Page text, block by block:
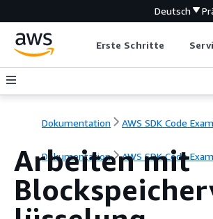
Deutsch
Erste Schritte
Dokumentation AWS SDK Code
Dokumentation AWS SDK Code
Arbeiten mit